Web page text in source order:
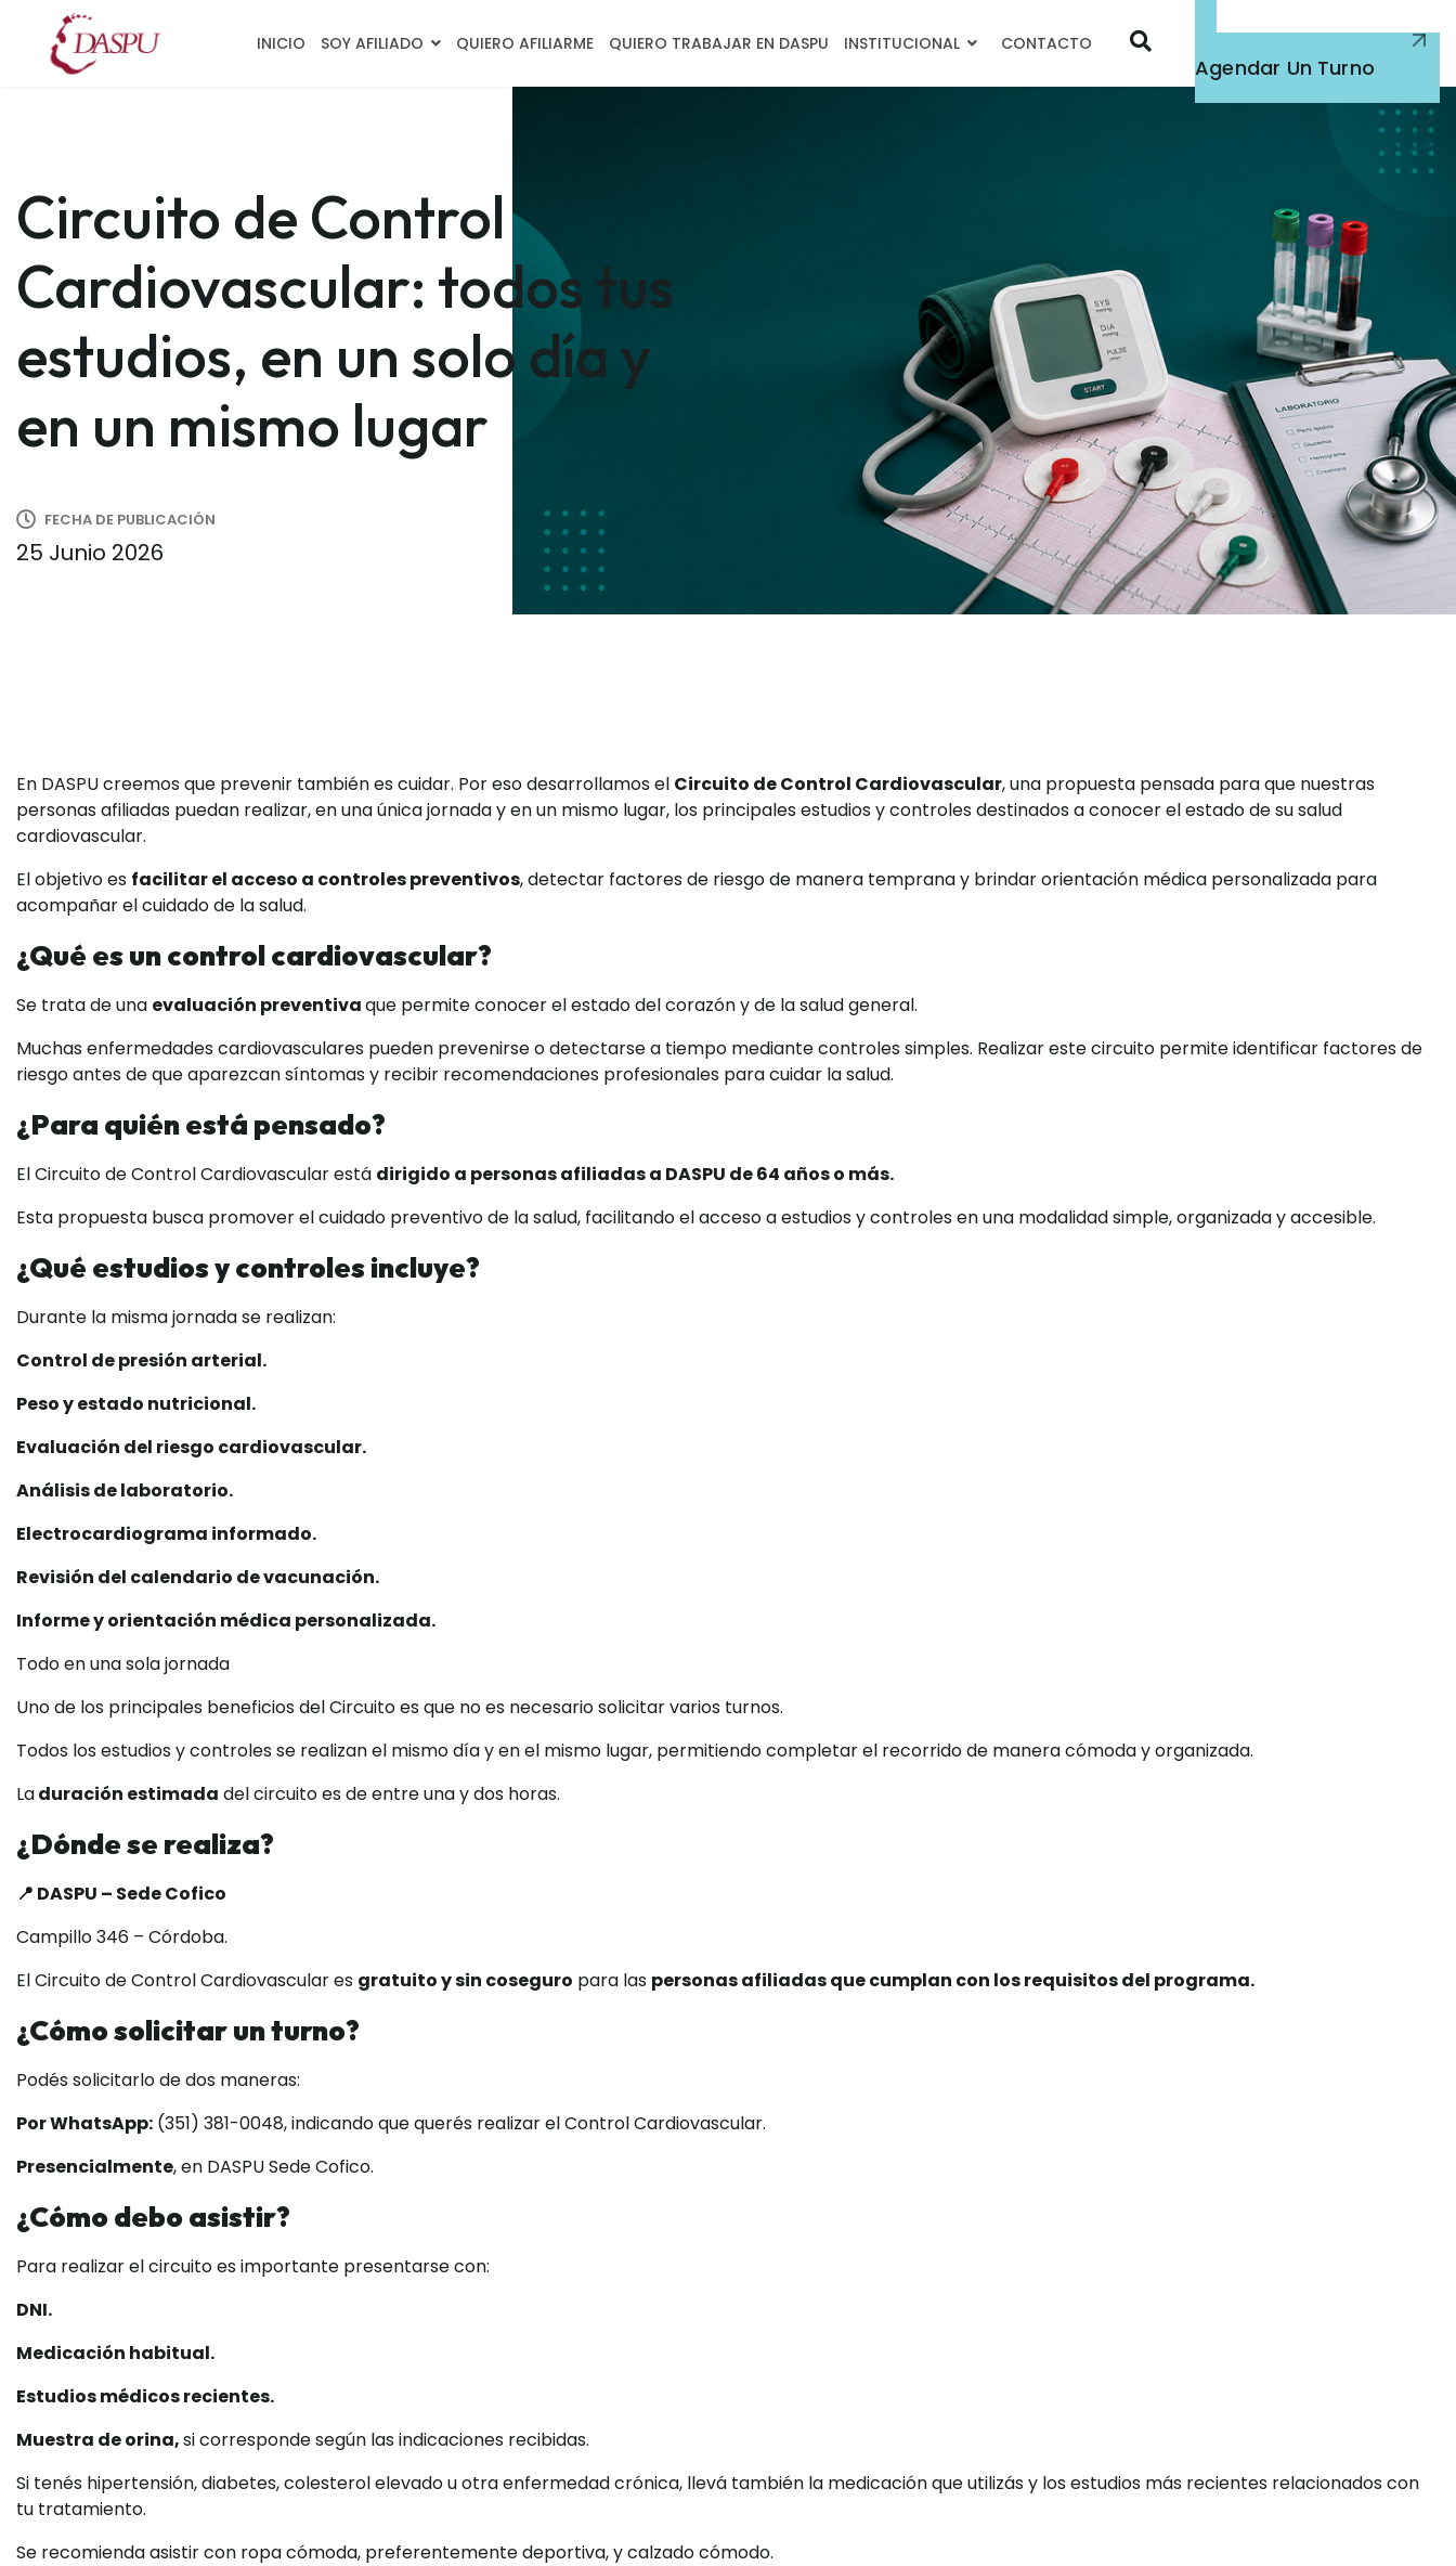
INICIO SOY AFILIADO QUIERO AFILIARME QUIERO TRABAJAR EN DASPU INSTITUCIONAL CONTACTO
Agendar Un Turno
Circuito de Control
Cardiovascular: todos tus
estudios, en un solo día y
en un mismo lugar
FECHA DE PUBLICACIÓN
25 Junio 2026
En DASPU creemos que prevenir también es cuidar. Por eso desarrollamos el Circuito de Control Cardiovascular, una propuesta pensada para que nuestras
personas afiliadas puedan realizar, en una única jornada y en un mismo lugar, los principales estudios y controles destinados a conocer el estado de su salud
cardiovascular.
El objetivo es facilitar el acceso a controles preventivos, detectar factores de riesgo de manera temprana y brindar orientación médica personalizada para
acompañar el cuidado de la salud.
¿Qué es un control cardiovascular?
Se trata de una evaluación preventivaque permite conocer el estado del corazón y de la salud general.
Muchas enfermedades cardiovasculares pueden prevenirse o detectarse a tiempo mediante controles simples. Realizar este circuito permite identificar factores de
riesgo antes de que aparezcan síntomas y recibir recomendaciones profesionales para cuidar la salud.
¿Para quién está pensado?
El Circuito de Control Cardiovascular está dirigido a personas afiliadas a DASPU de 64 años o más.
Esta propuesta busca promover el cuidado preventivo de la salud, facilitando el acceso a estudios y controles en una modalidad simple, organizada y accesible.
¿Qué estudios y controles incluye?
Durante la misma jornada se realizan:
Control de presión arterial.
Peso y estado nutricional.
Evaluación del riesgo cardiovascular.
Análisis de laboratorio.
Electrocardiograma informado.
Revisión del calendario de vacunación.
Informe y orientación médica personalizada.
Todo en una sola jornada
Uno de los principales beneficios del Circuito es que no es necesario solicitar varios turnos.
Todos los estudios y controles se realizan el mismo día y en el mismo lugar, permitiendo completar el recorrido de manera cómoda y organizada.
Laduración estimada del circuito es de entre una y dos horas.
¿Dónde se realiza?
📍 DASPU – Sede Cofico
Campillo 346 – Córdoba.
El Circuito de Control Cardiovascular es gratuito y sin coseguro para las personas afiliadas que cumplan con los requisitos del programa.
¿Cómo solicitar un turno?
Podés solicitarlo de dos maneras:
Por WhatsApp: (351) 381-0048, indicando que querés realizar el Control Cardiovascular.
Presencialmente, en DASPU Sede Cofico.
¿Cómo debo asistir?
Para realizar el circuito es importante presentarse con:
DNI.
Medicación habitual.
Estudios médicos recientes.
Muestra de orina,si corresponde según las indicaciones recibidas.
Si tenés hipertensión, diabetes, colesterol elevado u otra enfermedad crónica, llevá también la medicación que utilizás y los estudios más recientes relacionados con
tu tratamiento.
Se recomienda asistir con ropa cómoda, preferentemente deportiva, y calzado cómodo.